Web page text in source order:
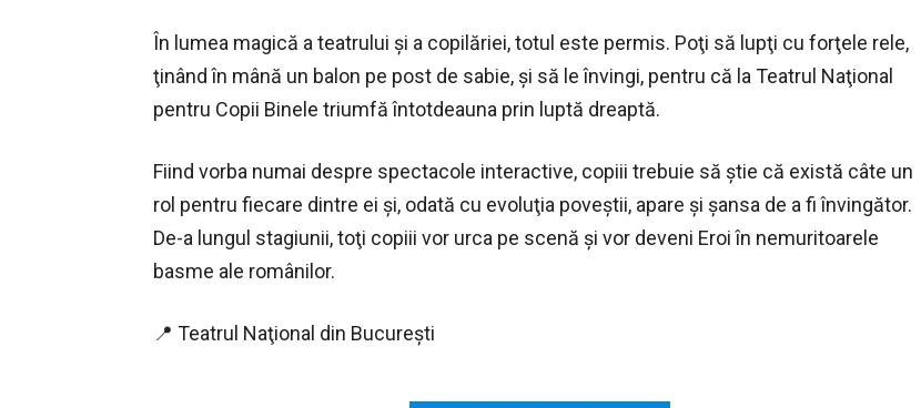
În lumea magică a teatrului şi a copilăriei, totul este permis. Poţi să lupţi cu forţele rele,
ţinând în mână un balon pe post de sabie, şi să le învingi, pentru că la Teatrul Naţional
pentru Copii Binele triumfă întotdeauna prin luptă dreaptă.
Fiind vorba numai despre spectacole interactive, copiii trebuie să ştie că există câte un
rol pentru fiecare dintre ei şi, odată cu evoluţia poveştii, apare şi şansa de a fi învingător.
De-a lungul stagiunii, toţi copiii vor urca pe scenă şi vor deveni Eroi în nemuritoarele
basme ale românilor.
📍 Teatrul Naţional din Bucureşti